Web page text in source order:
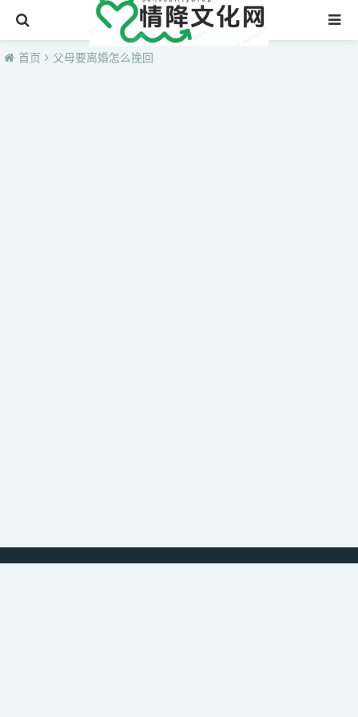
首页
首页 父母要离婚怎么挽回